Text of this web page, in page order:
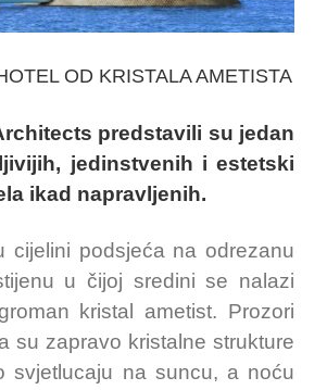
OD KRISTALA AMETISTA
predstavili su jedan
jedinstvenih i estetski
ikad napravljenih.
cijelini podsjeća na odrezanu
u čijoj sredini se nalazi
kristal ametist. Prozori
su zapravo kristalne strukture
svjetlucaju na suncu, a noću